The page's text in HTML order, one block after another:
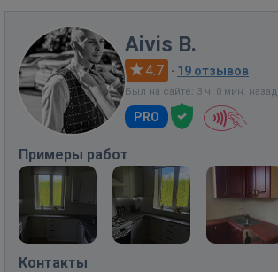
Aivis B.
4.7 · 19 отзывов
Был на сайте: 3 ч. 0 мин. назад
PRO
Примеры работ
Контакты